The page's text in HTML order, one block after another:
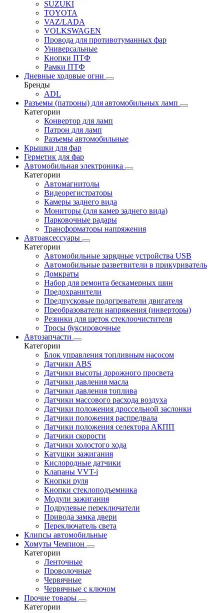
SUZUKI
TOYOTA
VAZ/LADA
VOLKSWAGEN
Провода для противотуманных фар
Универсальные
Кнопки ПТФ
Рамки ПТФ
Дневные ходовые огни
Бренды
ADL
Разъемы (патроны) для автомобильных ламп
Категории
Конвертор для ламп
Патрон для ламп
Разъемы автомобильные
Крышки для фар
Герметик для фар
Автомобильная электроника
Категории
Автомагнитолы
Видеорегистраторы
Камеры заднего вида
Мониторы (для камер заднего вида)
Парковочные радары
Трансформаторы напряжения
Автоаксессуары
Категории
Автомобильные зарядные устройства USB
Автомобильные разветвители в прикуриватель
Домкраты
Набор для ремонта бескамерных шин
Предохранители
Предпусковые подогреватели двигателя
Преобразователи напряжения (инверторы)
Резинки для щеток стеклоочистителя
Тросы буксировочные
Автозапчасти
Категории
Блок управления топливным насосом
Датчики ABS
Датчики высоты дорожного просвета
Датчики давления масла
Датчики давления топлива
Датчики массового расхода воздуха
Датчики положения дроссельной заслонки
Датчики положения распредвала
Датчики положения селектора АКПП
Датчики скорости
Датчики холостого хода
Катушки зажигания
Кислородные датчики
Клапаны VVT-i
Кнопки руля
Кнопки стеклоподъемника
Модули зажигания
Подрулевые переключатели
Привода замка двери
Переключатель света
Клипсы автомобильные
Хомуты Чемпион
Категории
Ленточные
Проволочные
Червячные
Червячные с ключом
Прочие товары
Категории